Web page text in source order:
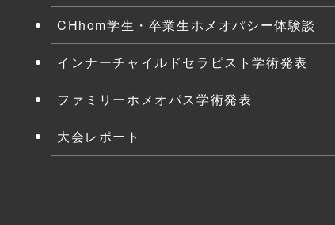
CHhom学生・卒業生ホメオパシー体験談
インナーチャイルドセラピスト学術発表
ファミリーホメオパス学術発表
大会レポート